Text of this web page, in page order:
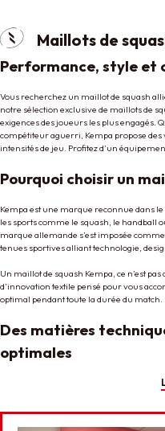
Maillots de
Performance, style et
Vous recherchez un maillot de squash
notre sélection exclusive de maillots de
exigences des joueurs les plus engagés.
compétiteur aguerri, Kempa propose des
intensités de jeu. Profitez d’un
Pourquoi choisir un
Kempa est une marque reconnue dans
les sports comme le squash, le handball
marque allemande s’est imposée
tenues sportives alliant technologie,
Un maillot de squash Kempa, ce n’est
d’innovation textile pensé pour vous
optimal pendant toute la durée du match.
Des matières
optimales